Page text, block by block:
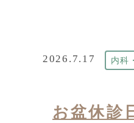
2026.7.17 内科
お盆休診